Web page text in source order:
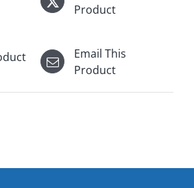
Product
Email This
Product